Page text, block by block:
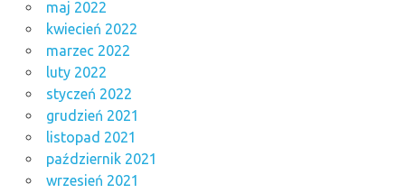
maj 2022
kwiecień 2022
marzec 2022
luty 2022
styczeń 2022
grudzień 2021
listopad 2021
październik 2021
wrzesień 2021